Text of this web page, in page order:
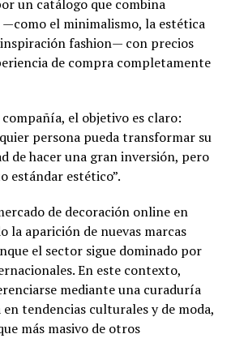
un catálogo que combina
el minimalismo, la estética
fashion— con precios
de compra completamente
el objetivo es claro:
persona pueda transformar su
de hacer una gran inversión, pero
estándar estético”.
de decoración online en
la aparición de nuevas marcas
el sector sigue dominado por
En este contexto,
mediante una curaduría
tendencias culturales y de moda,
más masivo de otros